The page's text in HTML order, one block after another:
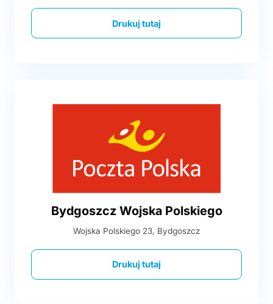
Drukuj tutaj
Bydgoszcz Wojska Polskiego
Wojska Polskiego 23, Bydgoszcz
Drukuj tutaj